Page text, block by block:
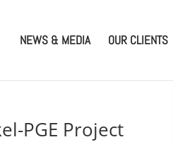
NEWS & MEDIA OUR CLIENTS
PGE Project